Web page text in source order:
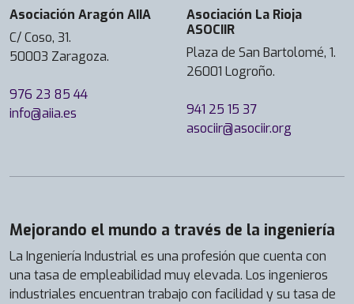
Asociación Aragón AIIA
C/ Coso, 31.
50003 Zaragoza.
976 23 85 44
info@aiia.es
Asociación La Rioja
ASOCIIR
Plaza de San Bartolomé, 1.
26001 Logroño.
941 25 15 37
asociir@asociir.org
Mejorando el mundo a través de la ingeniería
La Ingeniería Industrial es una profesión que cuenta con
una tasa de empleabilidad muy elevada. Los ingenieros
industriales encuentran trabajo con facilidad y su tasa de